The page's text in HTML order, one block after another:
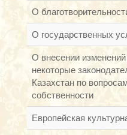
О
О государственных
О внесении
некоторые
Казахстан по
собственности
Европейская